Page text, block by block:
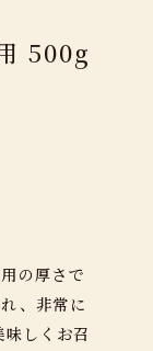
500g
の厚さで
、非常に
しくお召